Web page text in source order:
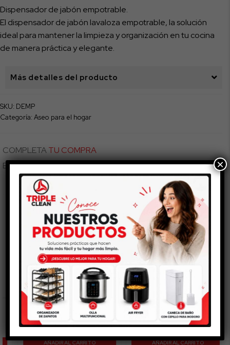
Empotrable
cantidad
Dispensador de jabón empotrable.
El dispensador de jabón lavaloza empotrable, la solución
ideal para mantener la limpieza y organización en tu cocina
de manera práctica y elegante.
Más detalles del producto
SKU: DEMP
Categoría: Aseo para el hogar
COMPLETATU COMPRA
Esto también te puede gustar...
Set de 4 cepillos
reutilizables para limpiar
$8.300
AÑADIR AL CARRITO
Repisa Jabonera de Baño
Grande
$54.900
AÑADIR AL CARRITO
×